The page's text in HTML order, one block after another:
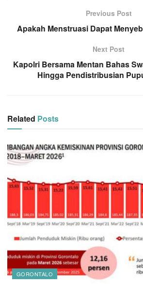
Previous Post
Apakah Menstruasi Dapat
Next Post
Kapolri Bersama Mentan Bahas
Hingga Pendistribusian
Related Posts
GORONTALO